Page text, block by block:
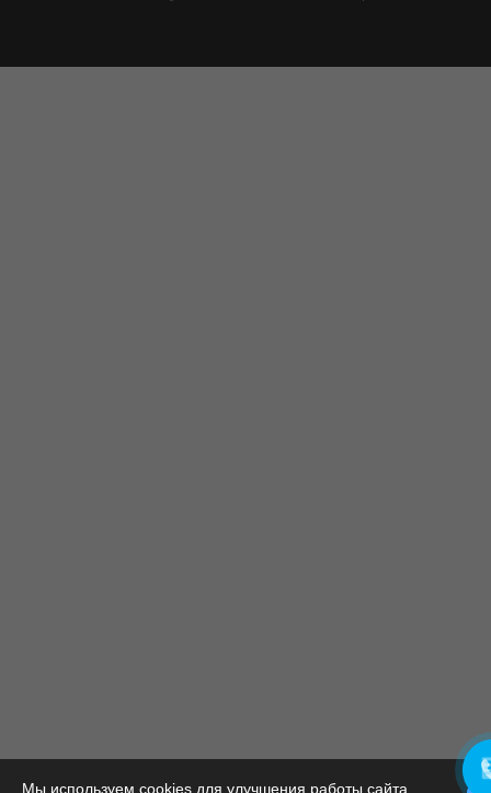
Мы используем cookies для улучшения работы сайта.